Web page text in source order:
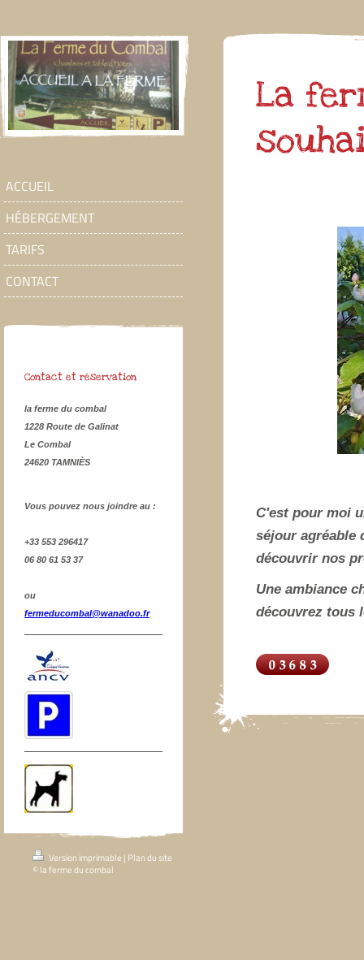
ACCUEIL
HÉBERGEMENT
TARIFS
CONTACT
Contact et réservation
la ferme du combal
1228 Route de Galinat
Le Combal
24620 TAMNIÈS
Vous pouvez nous joindre au :
+33 553 296417
06 80 61 53 37
ou
fermeducombal@wanadoo.fr
La
C'est pour moi
séjour agréable
découvrir nos
Une ambiance
découvrez tous
Version imprimable | Plan du site
© la ferme du combal